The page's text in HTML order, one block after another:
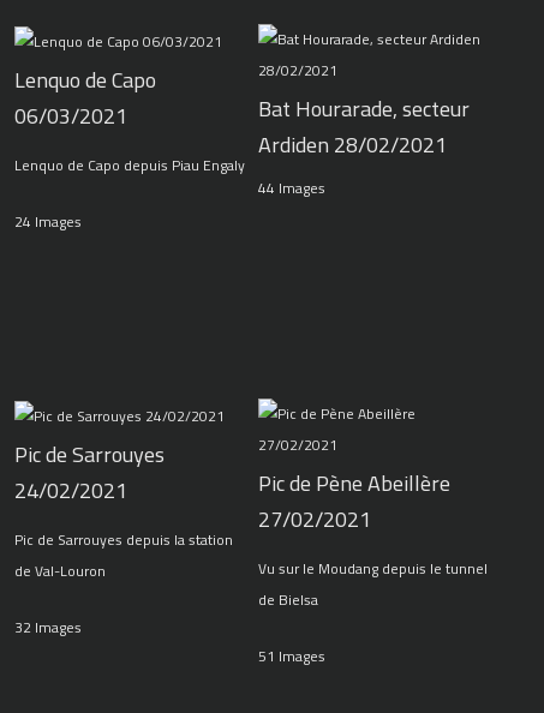
Lenquo de Capo
06/03/2021
Lenquo de Capo depuis Piau Engaly
24 Images
Bat Hourarade, secteur
Ardiden 28/02/2021
44 Images
Pic de Sarrouyes
24/02/2021
Pic de Sarrouyes depuis la station
de Val-Louron
32 Images
Pic de Pène Abeillère
27/02/2021
Vu sur le Moudang depuis le tunnel
de Bielsa
51 Images